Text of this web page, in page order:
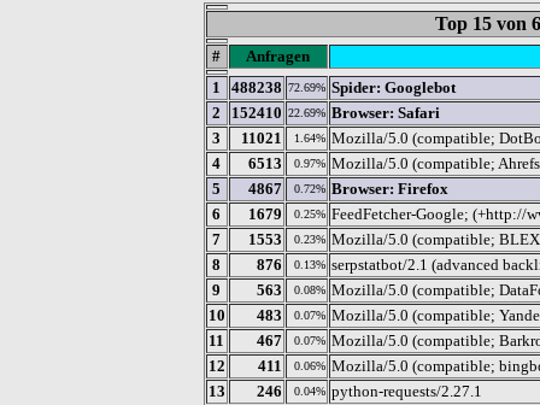
Top 15 von
#
Anfragen
1
488238 72.69% Spider: Googlebot
2
152410 22.69% Browser: Safari
3
11021 1.64% Mozilla/5.0 (compatible;
4
6513 0.97% Mozilla/5.0 (compatible;
5
4867 0.72% Browser: Firefox
6
1679 0.25% FeedFetcher-Google; (+http://
7
1553 0.23% Mozilla/5.0 (compatible;
8
876 0.13% serpstatbot/2.1 (advanced
9
563 0.08% Mozilla/5.0 (compatible;
10
483 0.07% Mozilla/5.0 (compatible;
11
467 0.07% Mozilla/5.0 (compatible;
12
411 0.06% Mozilla/5.0 (compatible;
13
246 0.04% python-requests/2.27.1